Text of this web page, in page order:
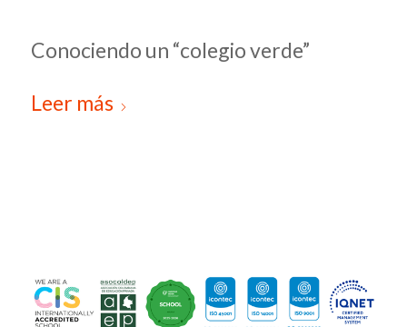
Conociendo un “colegio verde”
Leer más